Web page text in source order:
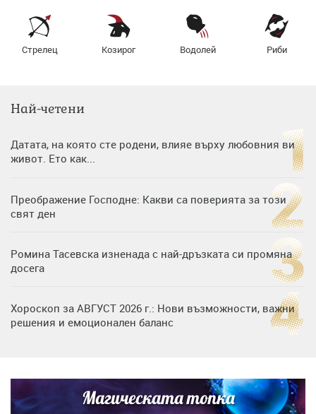
Стрелец Козирог Водолей Риби
Най-четени
Датата, на която сте родени, влияе върху любовния ви
живот. Ето как...
Преображение Господне: Какви са поверията за този
свят ден
Ромина Тасевска изненада с най-дръзката си промяна
досега
Хороскоп за АВГУСТ 2026 г.: Нови възможности, важни
решения и емоционален баланс
си деца на семейна морска приказка
Магическата топка